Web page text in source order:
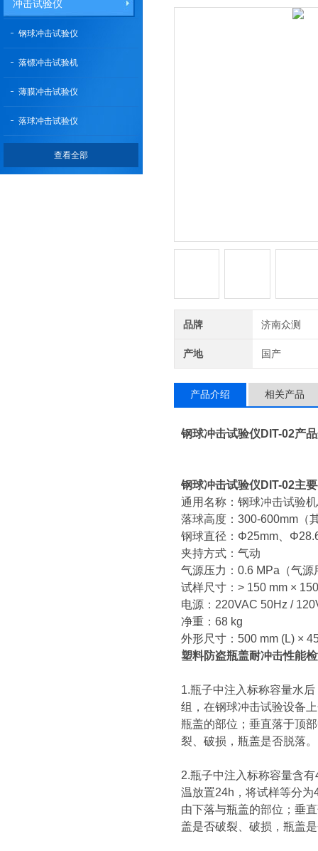
冲击试验仪
钢球冲击试验仪
落镖冲击试验机
薄膜冲击试验仪
落球冲击试验仪
查看全部
品牌 济南众测
产地 国产
产品介绍 相关产品
钢球冲击试验仪 DIT-02产
钢球冲击试验仪 DIT-02主
通用名称：钢球冲击试验
落球高度：300-600mm（
钢球直径：Φ25mm、
夹持方式：气动
气源压力：0.6 MPa（气源
试样尺寸：> 150 mm ×
电源：220VAC 50Hz /
净重：68 kg
外形尺寸：500 mm (L) ×
塑料防盗瓶盖耐冲击性能
1.瓶子中注入标称容量水
组，在钢球冲击试验设备
瓶盖的部位；垂直落于顶
裂、破损，瓶盖是否脱落。
2.瓶子中注入标称容量含
温放置24h，将试样等分
由下落与瓶盖的部位；垂
盖是否破裂、破损，瓶盖